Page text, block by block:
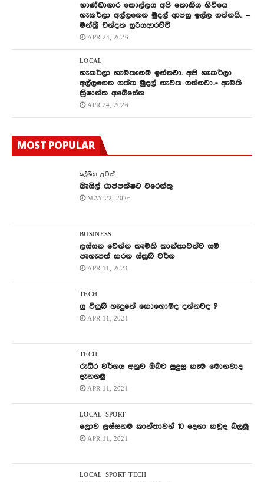
භාණ්ඩාගාර කොල්ලය අපි නොකිය හිටියෙ
හැකර්ලා අල්ලගෙන මුදල් ආපසු ඉල්ල ගන්නයි.. –
මන්ත්‍රී චන්දන සූරියආරච්චි
APR 24, 2026
LOCAL
හැකර්ලා හැමතැනම ඉන්නවා. අපි හැකර්ලා
අල්ලගෙන ගත්ත මුදල් නැවත ගන්නවා..- ඇමති
ක්‍රිෂාන්ත අබේසේන
APR 24, 2026
MOST POPULAR
දේශිය පුවත්
බැසිල් රාජපක්ෂට වරෙන්තු
MAY 22, 2026
BUSINESS
ලස්සන වෙන්න කැමති කාන්තාවන්ට සම
පැහැපත් කරන ස්ක්‍රබ් වර්ග
APR 11, 2021
TECH
යු ටියුබ් හැදුනේ කොහොමද දන්නවද ?
APR 11, 2021
TECH
රුධිර වර්ගය අනුව ඔබට සුදුසු කෑම මොනවාද
දැනගමු
APR 11, 2021
LOCAL SPORT
ලොව ලස්සනම කාන්තාවන් 10 දෙනා කවුද බලමු
APR 11, 2021
LOCAL SPORT TECH